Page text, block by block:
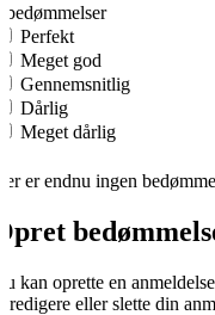
bedømmelser
Perfekt
Meget god
Gennemsnitlig
Dårlig
Meget dårlig
er endnu ingen
kan oprette en
redigere eller slette din